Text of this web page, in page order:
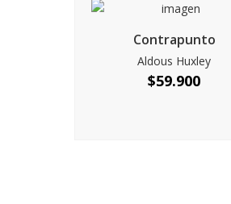
Contrapunto
Aldous Huxley
$59.900